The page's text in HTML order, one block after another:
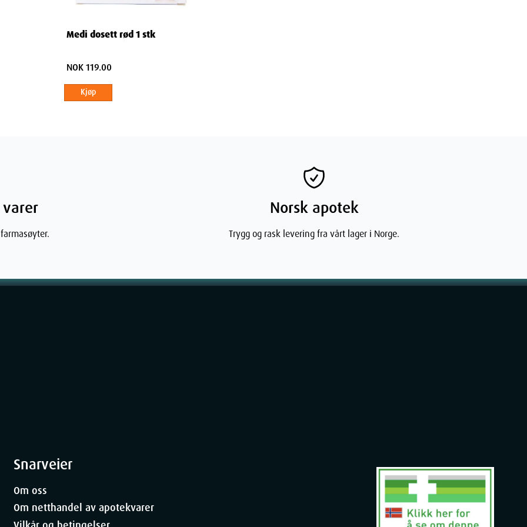
I tillegg til å holde orden kan det være
Medi dosett rød 1 stk
NOK 119.00
Kjøp
Norsk apotek
Trygg og rask levering fra vårt lager i Norge.
Snarveier
Om oss
Om netthandel av apotekvarer